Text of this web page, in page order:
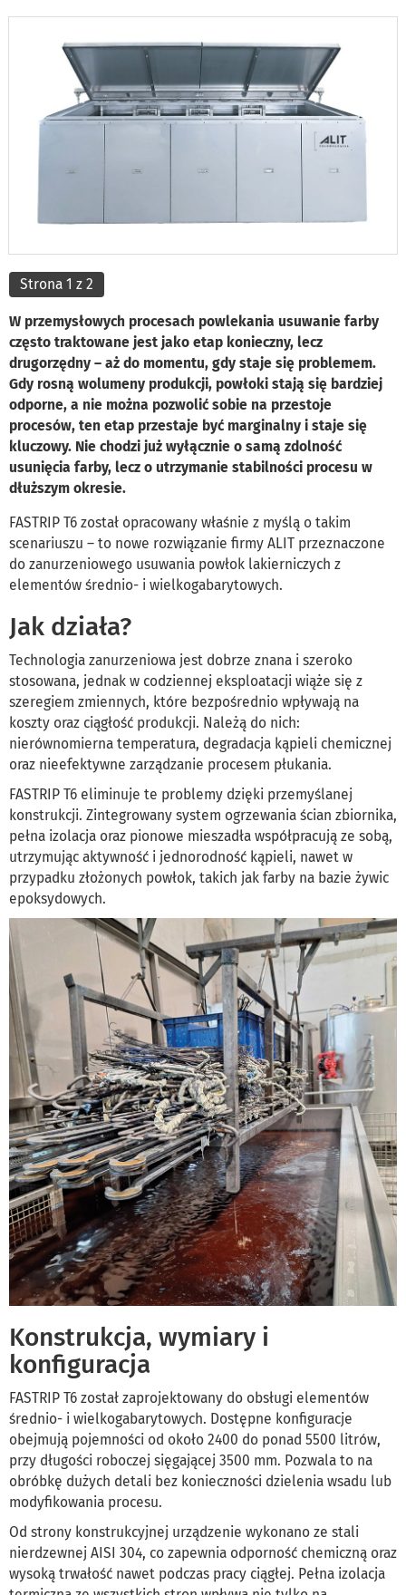
Strona 1 z 2
W przemysłowych procesach powlekania usuwanie farby
często traktowane jest jako etap konieczny, lecz
drugorzędny – aż do momentu, gdy staje się problemem.
Gdy rosną wolumeny produkcji, powłoki stają się bardziej
odporne, a nie można pozwolić sobie na przestoje
procesów, ten etap przestaje być marginalny i staje się
kluczowy. Nie chodzi już wyłącznie o samą zdolność
usunięcia farby, lecz o utrzymanie stabilności procesu w
dłuższym okresie.
FASTRIP T6 został opracowany właśnie z myślą o takim
scenariuszu – to nowe rozwiązanie firmy ALIT przeznaczone
do zanurzeniowego usuwania powłok lakierniczych z
elementów średnio- i wielkogabarytowych.
Jak działa?
Technologia zanurzeniowa jest dobrze znana i szeroko
stosowana, jednak w codziennej eksploatacji wiąże się z
szeregiem zmiennych, które bezpośrednio wpływają na
koszty oraz ciągłość produkcji. Należą do nich:
nierównomierna temperatura, degradacja kąpieli chemicznej
oraz nieefektywne zarządzanie procesem płukania.
FASTRIP T6 eliminuje te problemy dzięki przemyślanej
konstrukcji. Zintegrowany system ogrzewania ścian zbiornika,
pełna izolacja oraz pionowe mieszadła współpracują ze sobą,
utrzymując aktywność i jednorodność kąpieli, nawet w
przypadku złożonych powłok, takich jak farby na bazie żywic
epoksydowych.
Konstrukcja, wymiary i
konfiguracja
FASTRIP T6 został zaprojektowany do obsługi elementów
średnio- i wielkogabarytowych. Dostępne konfiguracje
obejmują pojemności od około 2400 do ponad 5500 litrów,
przy długości roboczej sięgającej 3500 mm. Pozwala to na
obróbkę dużych detali bez konieczności dzielenia wsadu lub
modyfikowania procesu.
Od strony konstrukcyjnej urządzenie wykonano ze stali
nierdzewnej AISI 304, co zapewnia odporność chemiczną oraz
wysoką trwałość nawet podczas pracy ciągłej. Pełna izolacja